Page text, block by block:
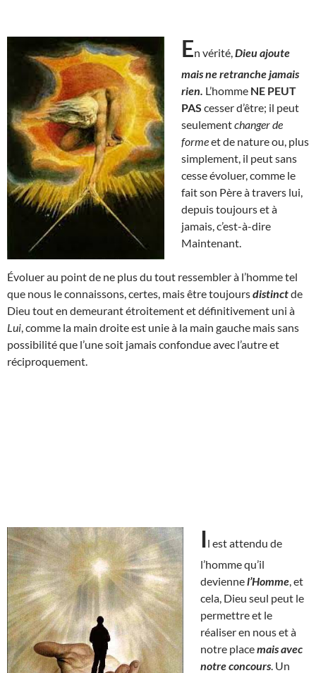
En vérité, Dieu ajoute
mais ne retranche jamais
rien. L’homme NE PEUT
PAS cesser d’être; il peut
seulementchanger de
formeet de nature ou, plus
simplement, il peut sans
cesse évoluer, comme le
fait son Père à travers lui,
depuis toujours et à
jamais, c’est-à-dire
Maintenant.
Évoluer au point de ne plus du tout ressembler à l’homme tel
que nous le connaissons, certes, mais être toujoursdistinctde
Dieu tout en demeurant étroitement et définitivement uni à
Lui , comme la main droite est unie à la main gauche mais sans
possibilité que l’une soit jamais confondue avec l’autre et
réciproquement.
Il est attendu de
l’homme qu’il
deviennel’Homme , et
cela, Dieu seul peut le
permettre et le
réaliser en nous et à
notre placemais avec
notre concours . Un